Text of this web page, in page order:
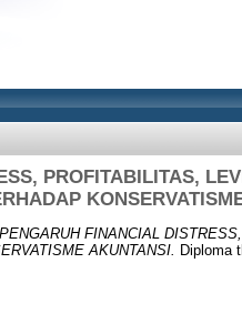
PROFITABILITAS,
PENGARUH FINANCIAL
AKUNTANSI.
Diploma